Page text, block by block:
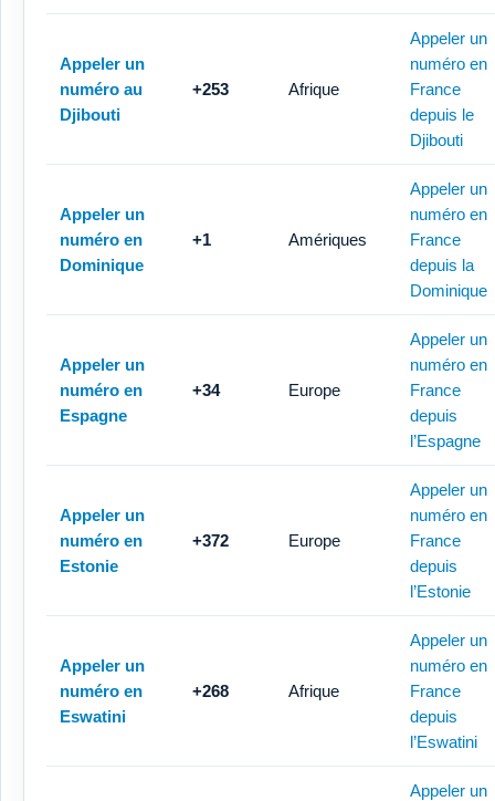
Appeler un
numéro au
Djibouti
+253 Afrique
Appeler un
numéro en
France
depuis le
Djibouti
Appeler un
numéro en
Dominique
+1 Amériques
Appeler un
numéro en
France
depuis la
Dominique
Appeler un
numéro en
Espagne
+34 Europe
Appeler un
numéro en
France
depuis
l’Espagne
Appeler un
numéro en
Estonie
+372 Europe
Appeler un
numéro en
France
depuis
l’Estonie
Appeler un
numéro en
Eswatini
+268 Afrique
Appeler un
numéro en
France
depuis
l’Eswatini
Appeler un